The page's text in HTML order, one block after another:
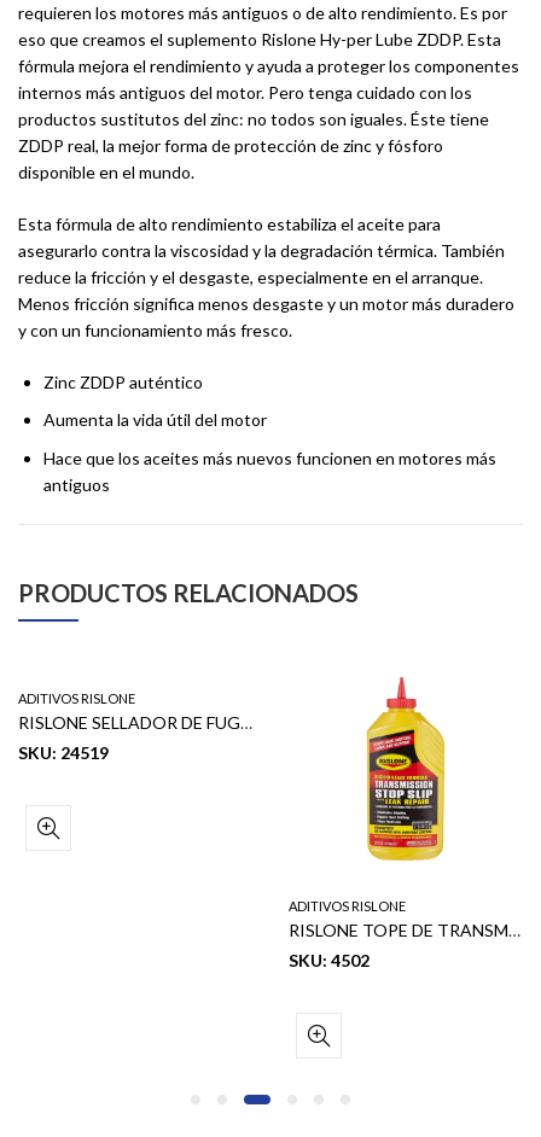
requieren los motores más antiguos o de alto rendimiento. Es por
eso que creamos el suplemento Rislone Hy-per Lube ZDDP. Esta
fórmula mejora el rendimiento y ayuda a proteger los componentes
internos más antiguos del motor. Pero tenga cuidado con los
productos sustitutos del zinc: no todos son iguales. Éste tiene
ZDDP real, la mejor forma de protección de zinc y fósforo
disponible en el mundo.
Esta fórmula de alto rendimiento estabiliza el aceite para
asegurarlo contra la viscosidad y la degradación térmica. También
reduce la fricción y el desgaste, especialmente en el arranque.
Menos fricción significa menos desgaste y un motor más duradero
y con un funcionamiento más fresco.
Zinc ZDDP auténtico
Aumenta la vida útil del motor
Hace que los aceites más nuevos funcionen en motores más
antiguos
PRODUCTOS RELACIONADOS
ADITIVOS RISLONE
RISLONE SELLADOR DE FUGAS CONCENTRADO PARA LA TRANSMISION 325 ML
SKU: 24519
ADITIVOS RISLONE
RISLONE TOPE DE TRANSMISIÓN DE ALTO KILOMETRAJE CON REPARACIÓN DE FUGAS 32 OZ
SKU: 4502